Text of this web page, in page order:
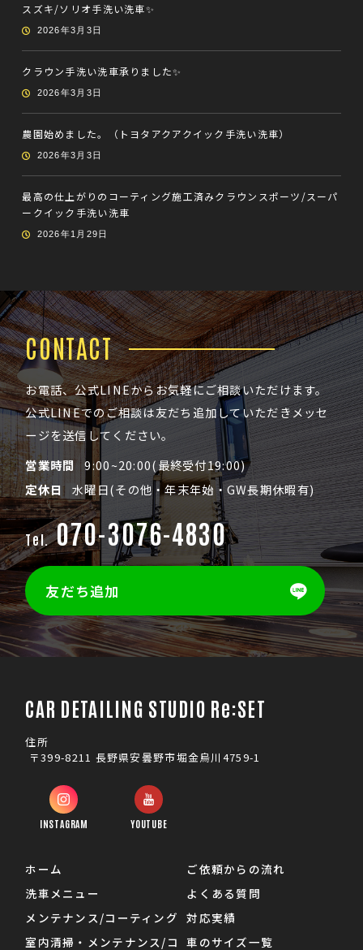
スズキ/ソリオ手洗い洗車✨
2026年3月3日
クラウン手洗い洗車承りました✨
2026年3月3日
農園始めました。（トヨタアクアクイック手洗い洗車）
2026年3月3日
最高の仕上がりのコーティング施工済みクラウンスポーツ/スーパ
ークイック手洗い洗車
2026年1月29日
CONTACT
お電話、公式LINEからお気軽にご相談いただけます。
公式LINEでのご相談は友だち追加していただきメッセ
ージを送信してください。
営業時間 9:00~20:00(最終受付19:00)
定休日
水曜日(その他・年末年始・GW長期休暇有)
Tel. 070-3076-4830
友だち追加
CAR DETAILING STUDIO Re:SET
住所
〒399-8211 長野県安曇野市堀金烏川4759-1
INSTAGRAM YOUTUBE
ホーム
洗車メニュー
メンテナンス/コーティング
室内清掃・メンテナンス/コ
ご依頼からの流れ
よくある質問
対応実績
車のサイズ一覧